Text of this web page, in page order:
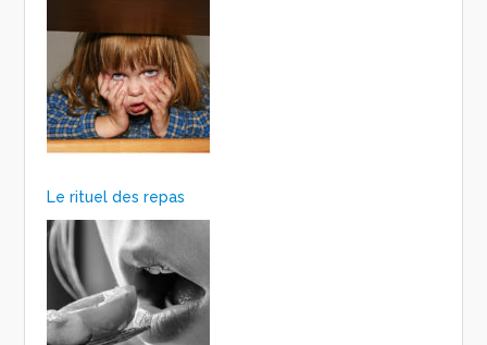
Le rituel des repas